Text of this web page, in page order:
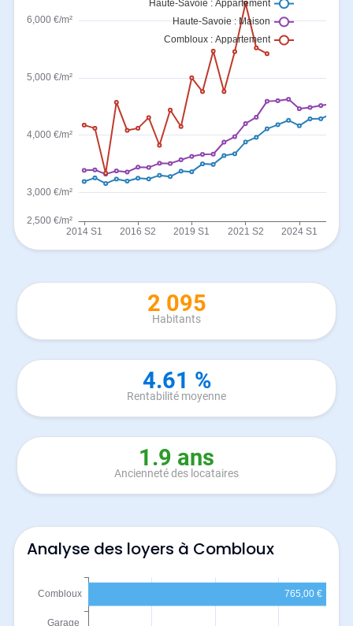
2 095
Habitants
4.61 %
Rentabilité moyenne
1.9 ans
Ancienneté des locataires
Analyse des loyers à Combloux